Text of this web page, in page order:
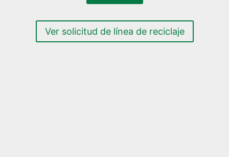
Ver solicitud de línea de reciclaje